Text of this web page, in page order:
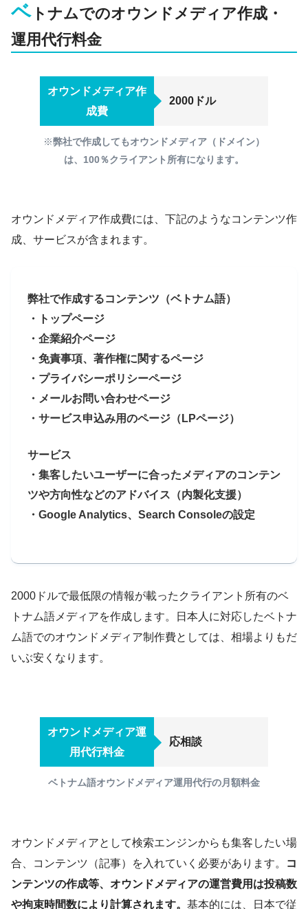
ベ トナムでのオウンドメディア作成・
運用代行料金
オウンドメディア作
成費
2000ドル
※弊社で作成してもオウンドメディア（ドメイン）
は、100％クライアント所有になります。
オウンドメディア作成費には、下記のようなコンテンツ作
成、サービスが含まれます。
弊社で作成するコンテンツ（ベトナム語）
・トップページ
・企業紹介ページ
・免責事項、著作権に関するページ
・プライバシーポリシーページ
・メールお問い合わせページ
・サービス申込み用のページ（LPページ）
サービス
・集客したいユーザーに合ったメディアのコンテン
ツや方向性などのアドバイス（内製化支援）
・Google Analytics、Search Consoleの設定
2000ドルで最低限の情報が載ったクライアント所有のベ
トナム語メディアを作成します。日本人に対応したベトナ
ム語でのオウンドメディア制作費としては、相場よりもだ
いぶ安くなります。
オウンドメディア運
用代行料金
応相談
ベトナム語オウンドメディア運用代行の月額料金
オウンドメディアとして検索エンジンからも集客したい場
合、コンテンツ（記事）を入れていく必要があります。
コ
ンテンツの作成等、オウンドメディアの運営費用は投稿数
や拘束時間数により計算されます。 基本的には、日本で従